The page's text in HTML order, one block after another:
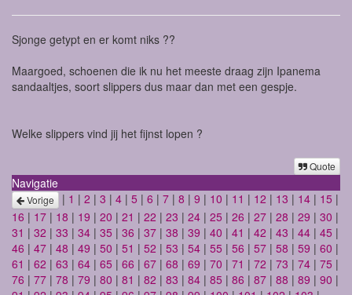
Sjonge getypt en er komt niks ??
Maargoed, schoenen die ik nu het meeste draag zijn Ipanema
sandaaltjes, soort slippers dus maar dan met een gespje.
Welke slippers vind jij het fijnst lopen ?
Quote
Navigatie
Vorige | 1 | 2 | 3 | 4 | 5 | 6 | 7 | 8 | 9 | 10 | 11 | 12 | 13 | 14 | 15 |
16 | 17 | 18 | 19 | 20 | 21 | 22 | 23 | 24 | 25 | 26 | 27 | 28 | 29 | 30 |
31 | 32 | 33 | 34 | 35 | 36 | 37 | 38 | 39 | 40 | 41 | 42 | 43 | 44 | 45 |
46 | 47 | 48 | 49 | 50 | 51 | 52 | 53 | 54 | 55 | 56 | 57 | 58 | 59 | 60 |
61 | 62 | 63 | 64 | 65 | 66 | 67 | 68 | 69 | 70 | 71 | 72 | 73 | 74 | 75 |
76 | 77 | 78 | 79 | 80 | 81 | 82 | 83 | 84 | 85 | 86 | 87 | 88 | 89 | 90 |